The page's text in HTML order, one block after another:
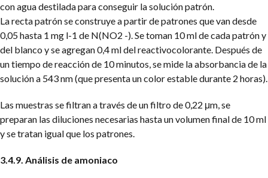
con agua destilada para conseguir la solución patrón.
La recta patrón se construye a partir de patrones que van desde
0,05 hasta 1 mg l-1 de N(NO2 -). Se toman 10 ml de cada patrón y
del blanco y se agregan 0,4 ml del reactivocolorante. Después de
un tiempo de reacción de 10 minutos, se mide la absorbancia de la
solución a 543 nm (que presenta un color estable durante 2 horas).
Las muestras se filtran a través de un filtro de 0,22 μm, se
preparan las diluciones necesarias hasta un volumen final de 10 ml
y se tratan igual que los patrones.
3.4.9. Análisis de amoniaco